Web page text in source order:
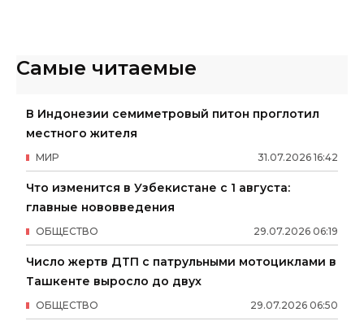
Самые читаемые
В Индонезии семиметровый питон проглотил
местного жителя
31.07.2026 16:42
МИР
Что изменится в Узбекистане с 1 августа:
главные нововведения
29.07.2026 06:19
ОБЩЕСТВО
Число жертв ДТП с патрульными мотоциклами в
Ташкенте выросло до двух
29.07.2026 06:50
ОБЩЕСТВО